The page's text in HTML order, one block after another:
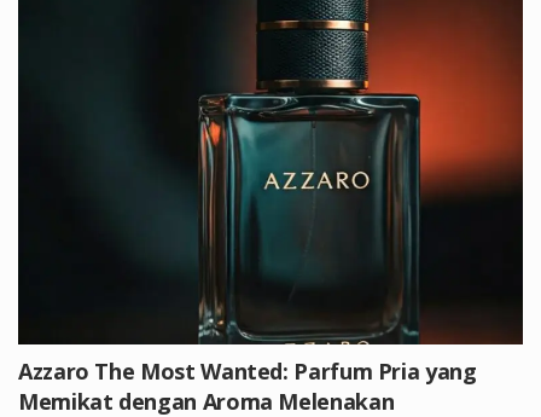
Azzaro The Most Wanted: Parfum Pria yang
Memikat dengan Aroma Melenakan